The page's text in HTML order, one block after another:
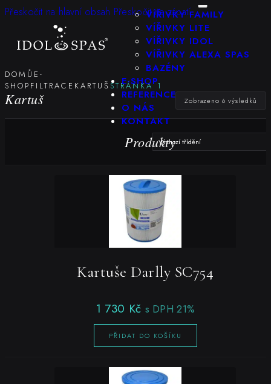
Přeskočit na hlavní obsah Přeskočit na zápatí
VÍŘIVKY FAMILY
VÍŘIVKY LITE
VÍŘIVKY IDOL
VÍŘIVKY ALEXA SPAS
BAZÉNY
E-SHOP
REFERENCE
O NÁS
KONTAKT
DOMŮ E-
SHOP FILTRACE KARTUŠ STRÁNKA 1
Kartuš Zobrazeno 6 výsledků
Produkty
Kartuše Darlly SC754
1 730 Kč s DPH 21%
PŘIDAT DO KOŠÍKU